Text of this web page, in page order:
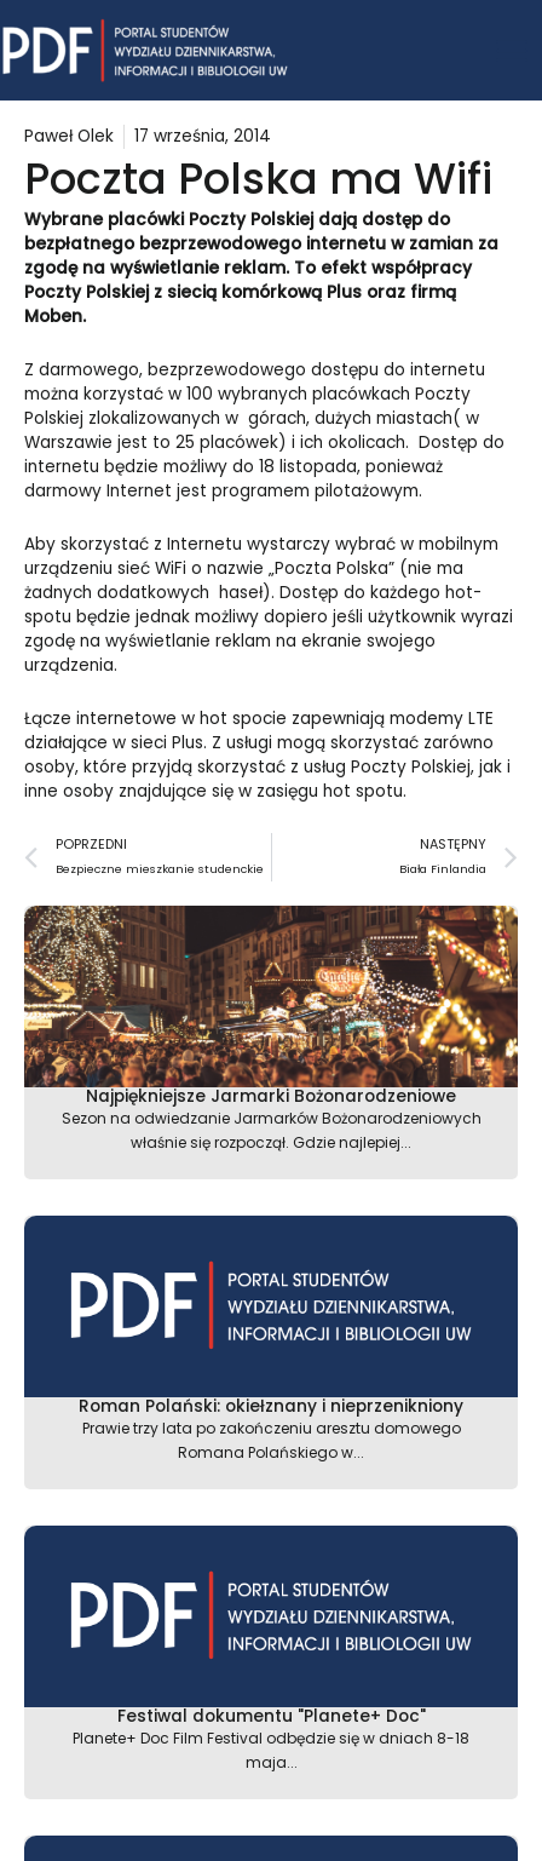
to
content
Paweł Olek 17 września, 2014
Poczta Polska ma Wifi
Wybrane placówki Poczty Polskiej dają dostęp do
bezpłatnego bezprzewodowego internetu w zamian za
zgodę na wyświetlanie reklam. To efekt współpracy
Poczty Polskiej z siecią komórkową Plus oraz firmą
Moben.
Z darmowego, bezprzewodowego dostępu do internetu
można korzystać w 100 wybranych placówkach Poczty
Polskiej zlokalizowanych w górach, dużych miastach( w
Warszawie jest to 25 placówek) i ich okolicach. Dostęp do
internetu będzie możliwy do 18 listopada, ponieważ
darmowy Internet jest programem pilotażowym.
Aby skorzystać z Internetu wystarczy wybrać w mobilnym
urządzeniu sieć WiFi o nazwie „Poczta Polska” (nie ma
żadnych dodatkowych haseł). Dostęp do każdego hot-
spotu będzie jednak możliwy dopiero jeśli użytkownik wyrazi
zgodę na wyświetlanie reklam na ekranie swojego
urządzenia.
Łącze internetowe w hot spocie zapewniają modemy LTE
działające w sieci Plus. Z usługi mogą skorzystać zarówno
osoby, które przyjdą skorzystać z usług Poczty Polskiej, jak i
inne osoby znajdujące się w zasięgu hot spotu.
Prev
POPRZEDNI
Bezpieczne mieszkanie studenckie
NASTĘPNY
Biała Finlandia
Najpiękniejsze Jarmarki Bożonarodzeniowe
Sezon na odwiedzanie Jarmarków Bożonarodzeniowych
właśnie się rozpoczął. Gdzie najlepiej...
Roman Polański: okiełznany i nieprzenikniony
Prawie trzy lata po zakończeniu aresztu domowego
Romana Polańskiego w...
Festiwal dokumentu "Planete+ Doc"
Planete+ Doc Film Festival odbędzie się w dniach 8-18
maja...